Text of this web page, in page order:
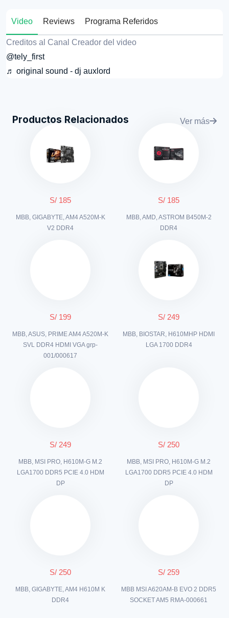
Video Reviews Programa Referidos
Creditos al Canal Creador del video
@tely_first
♬ original sound - dj auxlord
Productos Relacionados Ver más
S/ 185
MBB, GIGABYTE, AM4 A520M-K
V2 DDR4
S/ 185
MBB, AMD, ASTROM B450M-2
DDR4
S/ 199
MBB, ASUS, PRIME AM4 A520M-K
SVL DDR4 HDMI VGA grp-
001/000617
S/ 249
MBB, BIOSTAR, H610MHP HDMI
LGA 1700 DDR4
S/ 249
MBB, MSI PRO, H610M-G M.2
LGA1700 DDR5 PCIE 4.0 HDM
DP
S/ 250
MBB, MSI PRO, H610M-G M.2
LGA1700 DDR5 PCIE 4.0 HDM
DP
S/ 250
MBB, GIGABYTE, AM4 H610M K
DDR4
S/ 259
MBB MSI A620AM-B EVO 2 DDR5
SOCKET AM5 RMA-000661